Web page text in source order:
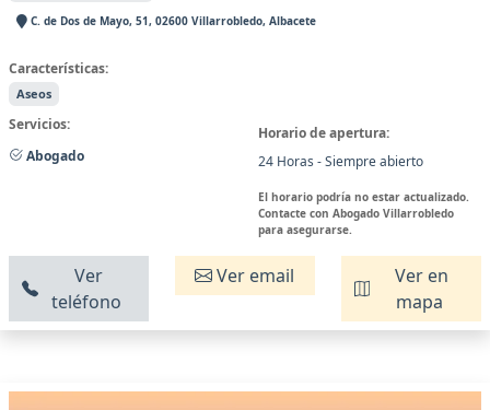
C. de Dos de Mayo, 51, 02600 Villarrobledo, Albacete
Características:
Aseos
Servicios:
Abogado
Horario de apertura:
24 Horas - Siempre abierto
El horario podría no estar actualizado.
Contacte con Abogado Villarrobledo
para asegurarse.
Ver
teléfono
Ver email
Ver en
mapa